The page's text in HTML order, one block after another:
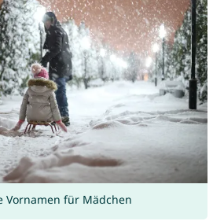
Vornamen für Mädchen